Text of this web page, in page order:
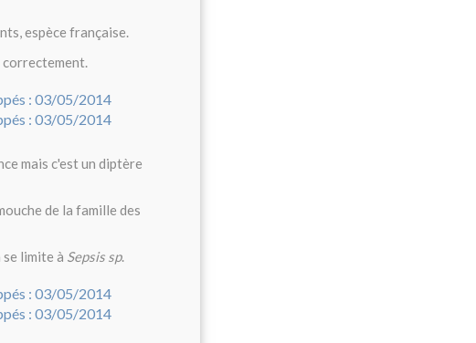
espèce française.
correctement.
mais c'est un diptère
de la famille des
limite à Sepsis sp.